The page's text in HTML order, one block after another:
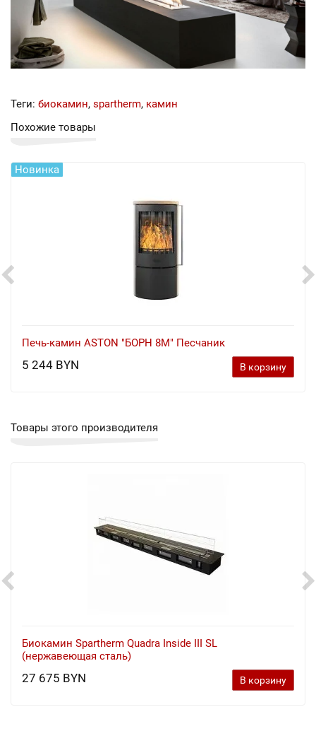
Теги: биокамин, spartherm, камин
Похожие товары
Новинка
Печь-камин ASTON "БОРН 8М" Песчаник
5 244 BYN В корзину
Товары этого производителя
Биокамин Spartherm Quadra Inside III SL
(нержавеющая сталь)
27 675 BYN В корзину